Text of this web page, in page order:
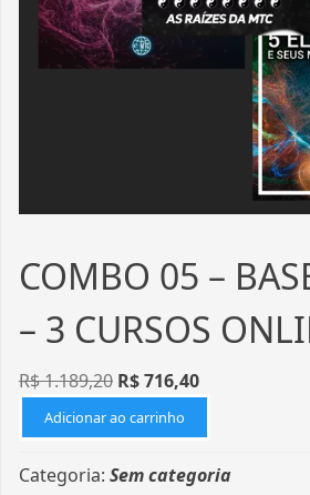
COMBO 05 –
– 3 CURSOS
R$1.189,20 R$716,40
Adicionar ao carrinho
Categoria: Sem categoria